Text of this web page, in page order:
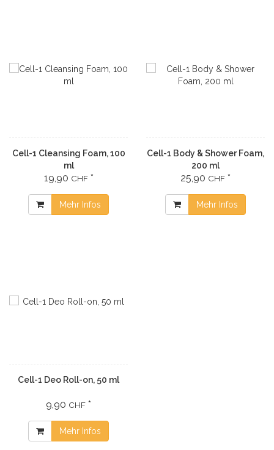
Cell-1 Cleansing Foam, 100
ml
19,90 CHF*
Mehr Infos
Cell-1 Body & Shower Foam,
200 ml
25,90 CHF *
Mehr Infos
Cell-1 Deo Roll-on, 50 ml
9,90 CHF *
Mehr Infos